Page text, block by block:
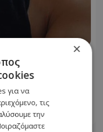
μάχη με τον
θεραπεία» - Η
από το
×
για να
τις
την